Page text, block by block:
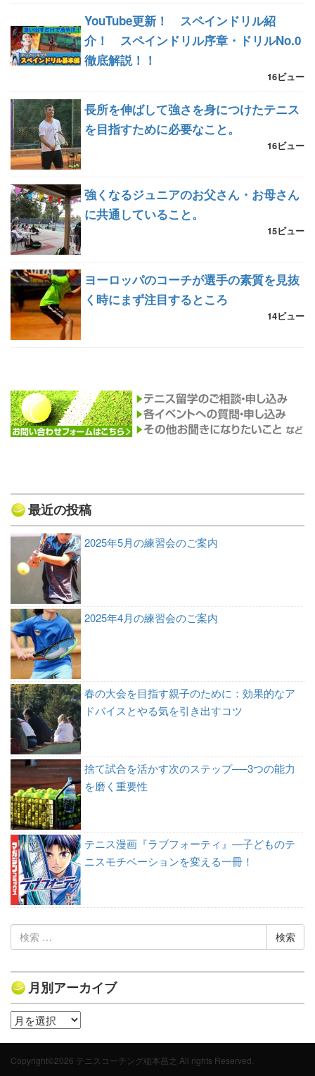
YouTube更新！ スペインドリル紹
介！ スペインドリル序章・ドリルNo.0
徹底解説！！
16ビュー
長所を伸ばして強さを身につけたテニス
を目指すために必要なこと。
16ビュー
強くなるジュニアのお父さん・お母さん
に共通していること。
15ビュー
ヨーロッパのコーチが選手の素質を見抜
く時にまず注目するところ
14ビュー
最近の投稿
2025年5月の練習会のご案内
2025年4月の練習会のご案内
春の大会を目指す親子のために：効果的なア
ドバイスとやる気を引き出すコツ
捨て試合を活かす次のステップ──3つの能力
を磨く重要性
テニス漫画『ラブフォーティ』—子どものテ
ニスモチベーションを変える一冊！
検
索:
月別アーカイブ
月
ア
Copyright©2026 テニスコーチング稲本昌之 All rights Reserved.